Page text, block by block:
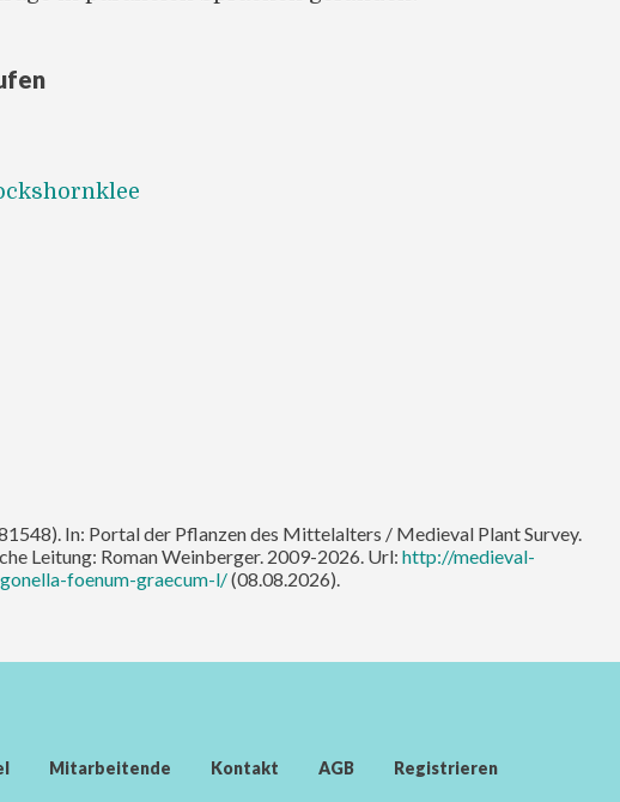
In: Portal der Pflanzen des Mittelalters / Medieval Plant Survey.
Leitung: Roman Weinberger. 2009-2026. Url: http://medieval-
foenum-graecum-l/(08.08.2026).
Mitarbeitende Kontakt AGB Registrieren